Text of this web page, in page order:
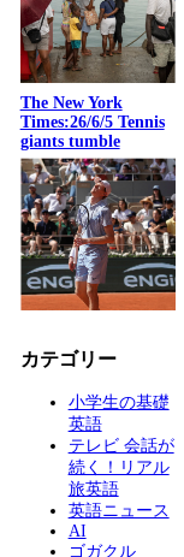
The New York
Times:26/6/5 Tennis
giants tumble
カテゴリー
小学生の基礎
英語
テレビ 会話が
続く！リアル
旅英語
英語ニュース
AI
ゴガクル